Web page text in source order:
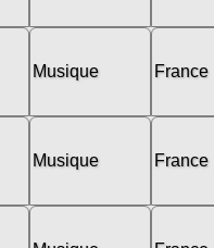
Musique France
Musique France